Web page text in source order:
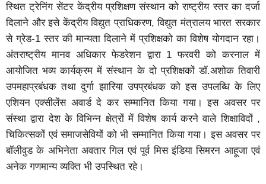
स्थित ट्रेनिंग सेंटर केंद्रीय प्रशिक्षण संस्थान को राष्ट्रीय स्तर का दर्जा
दिलाने और इसे केंद्रीय विद्युत प्राधिकरण, विद्युत मंत्रालय भारत सरकार
से ग्रेड-1 स्तर की मान्यता दिलाने में प्रशिक्षको का विशेष योगदान रहा।
अंतराष्ट्रीय मानव अधिकार फेडरेशन द्वारा 1 फरवरी को करनाल में
आयोजित भव्य कार्यक्रम में संस्थान के दो प्रशिक्षकों डॉ.अशोक तिवारी
उपमहाप्रबंधक तथा दुर्गा झारिया उपप्रबंधक को इस उपलब्धि के लिए
एशियन एक्सीलेंस अवार्ड दे कर सम्मानित किया गया। इस अवसर पर
संस्था द्वारा देश के विभिन्न क्षेत्रों में विशेष कार्य करने वाले शिक्षाविदों ,
चिकित्सकों एवं समाजसेवियों को भी सम्मानित किया गया। इस अवसर पर
बॉलीवुड के अभिनेता अवतार गिल एवं पूर्व मिस इंडिया सिमरन आहूजा एवं
अनेक गणमान्य व्यक्ति भी उपस्थित रहे।